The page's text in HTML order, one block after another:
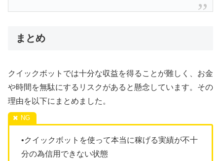
まとめ
クイックボットでは十分な収益を得ることが難しく、お金
や時間を無駄にするリスクがあると懸念しています。その
理由を以下にまとめました。
•クイックボットを使って本当に稼げる実績が不十
分の為信用できない状態